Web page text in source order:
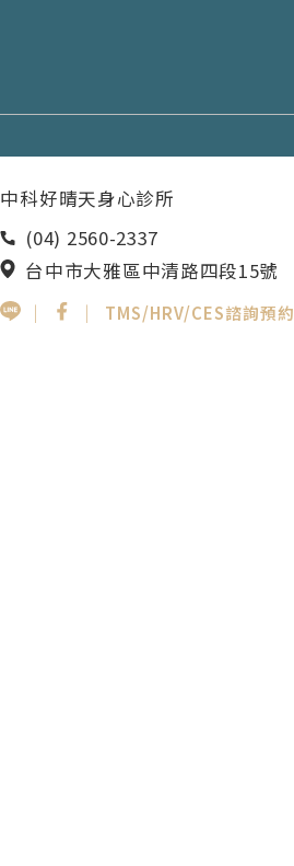
中科好晴天身心診所
(04) 2560-2337
台中市大雅區中清路四段15號
｜
｜ TMS/HRV/CES諮詢預約